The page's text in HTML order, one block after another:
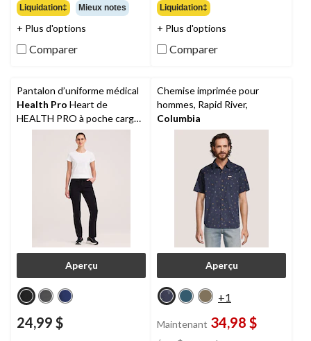
Liquidation‡ Mieux notes
+ Plus d'options
Comparer
Liquidation‡
+ Plus d'options
Comparer
Pantalon d’uniforme médical
Health Pro Heart de
HEALTH PRO à poche cargo
et à ceinture élastique avec
cordon de serrage, pour
femmes, Women's Heart
Aperçu
24,99 $
Chemise imprimée pour
hommes, Rapid River,
Columbia
Aperçu
+1
Maintenant 34,98 $